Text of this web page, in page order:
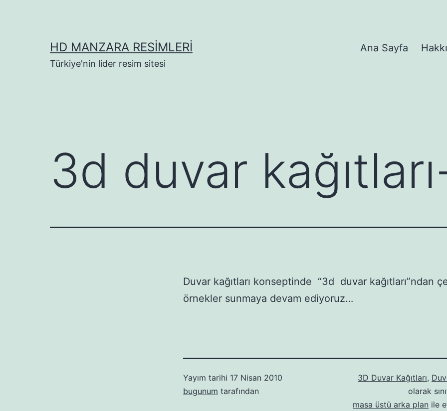
HD MANZARA RESIMLERI
Türkiye'nin lider resim sitesi
Ana Sayfa
3d duvar
Duvar kağıtları konseptinde “3d duvar kağıtları”ndan
örnekler sunmaya devam ediyoruz…
Yayım tarihi 17 Nisan 2010
bugunum tarafından
3D Duvar Kağıtları,
olarak
masa üstü arka plan ile